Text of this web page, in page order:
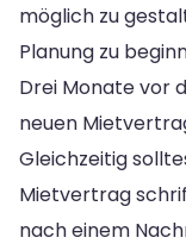
möglich zu
Planung zu
Drei Monate vor
neuen
Gleichzeitig
Mietvertrag
nach einem